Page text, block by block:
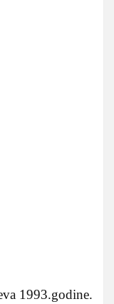
1993.godine.